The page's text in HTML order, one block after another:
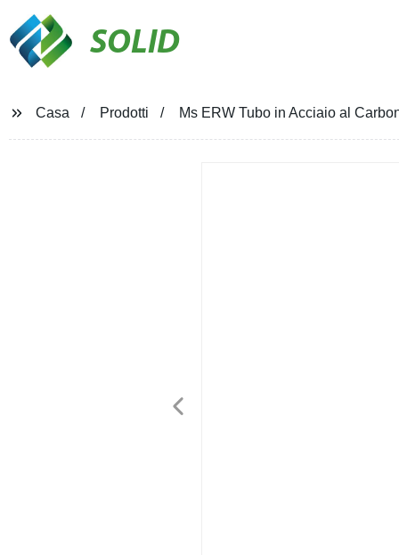
SOLID
Casa Prodotti Ms ERW Tubo in Acciaio al